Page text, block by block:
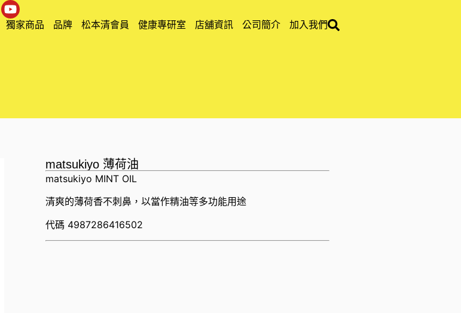
獨家商品 品牌 松本清會員 健康專研室 店舖資訊 公司簡介 加入我們
matsukiyo 薄荷油
matsukiyo MINT OIL
清爽的薄荷香不刺鼻，以當作精油等多功能用途
代碼 4987286416502